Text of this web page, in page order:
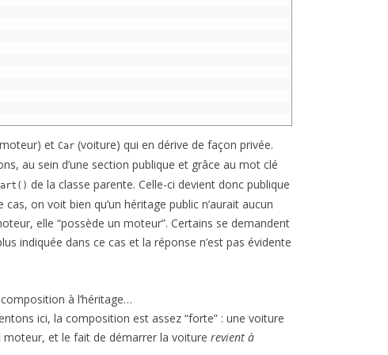
et Car (voiture) qui en dérive de façon privée.
au sein d’une section publique et grâce au mot clé
de la classe parente. Celle-ci devient donc publique
on voit bien qu’un héritage public n’aurait aucun
elle “possède un moteur”. Certains se demandent
indiquée dans ce cas et la réponse n’est pas évidente
à l’héritage…
ici, la composition est assez “forte” : une voiture
moteur, et le fait de démarrer la voiture revient à